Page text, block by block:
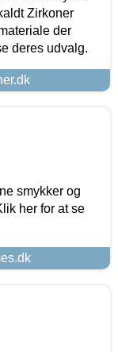
Zirkoner
der
deres udvalg.
smykker og
her for at se